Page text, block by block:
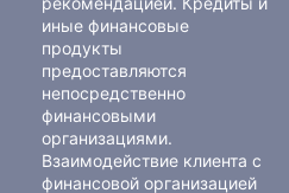
иные финансовые
продукты
предоставляются
непосредственно
финансовыми
организациями.
Взаимодействие клиента с
финансовой организацией